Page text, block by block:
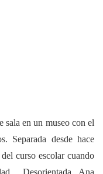
sala en un museo con el
Separada desde hace
curso escolar cuando
Desorientada, Ana